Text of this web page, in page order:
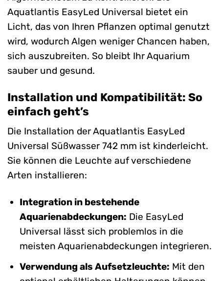
Aquatlantis EasyLed Universal bietet ein
Licht, das von Ihren Pflanzen optimal genutzt
wird, wodurch Algen weniger Chancen haben,
sich auszubreiten. So bleibt Ihr Aquarium
sauber und gesund.
Installation und Kompatibilität: So
einfach geht’s
Die Installation der Aquatlantis EasyLed
Universal Süßwasser 742 mm ist kinderleicht.
Sie können die Leuchte auf verschiedene
Arten installieren:
Integration in bestehende
Aquarienabdeckungen: Die EasyLed
Universal lässt sich problemlos in die
meisten Aquarienabdeckungen integrieren.
Verwendung als Aufsetzleuchte: Mit den